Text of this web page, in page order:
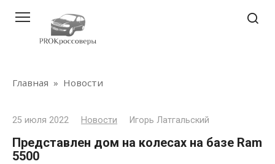
контенту
Главная » Новости
25 июля 2022 Новости Игорь Латгальский
Представлен дом на колесах на базе Ram
5500